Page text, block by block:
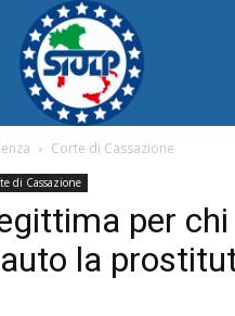
Corte di Cassazione
di Cassazione
per
la